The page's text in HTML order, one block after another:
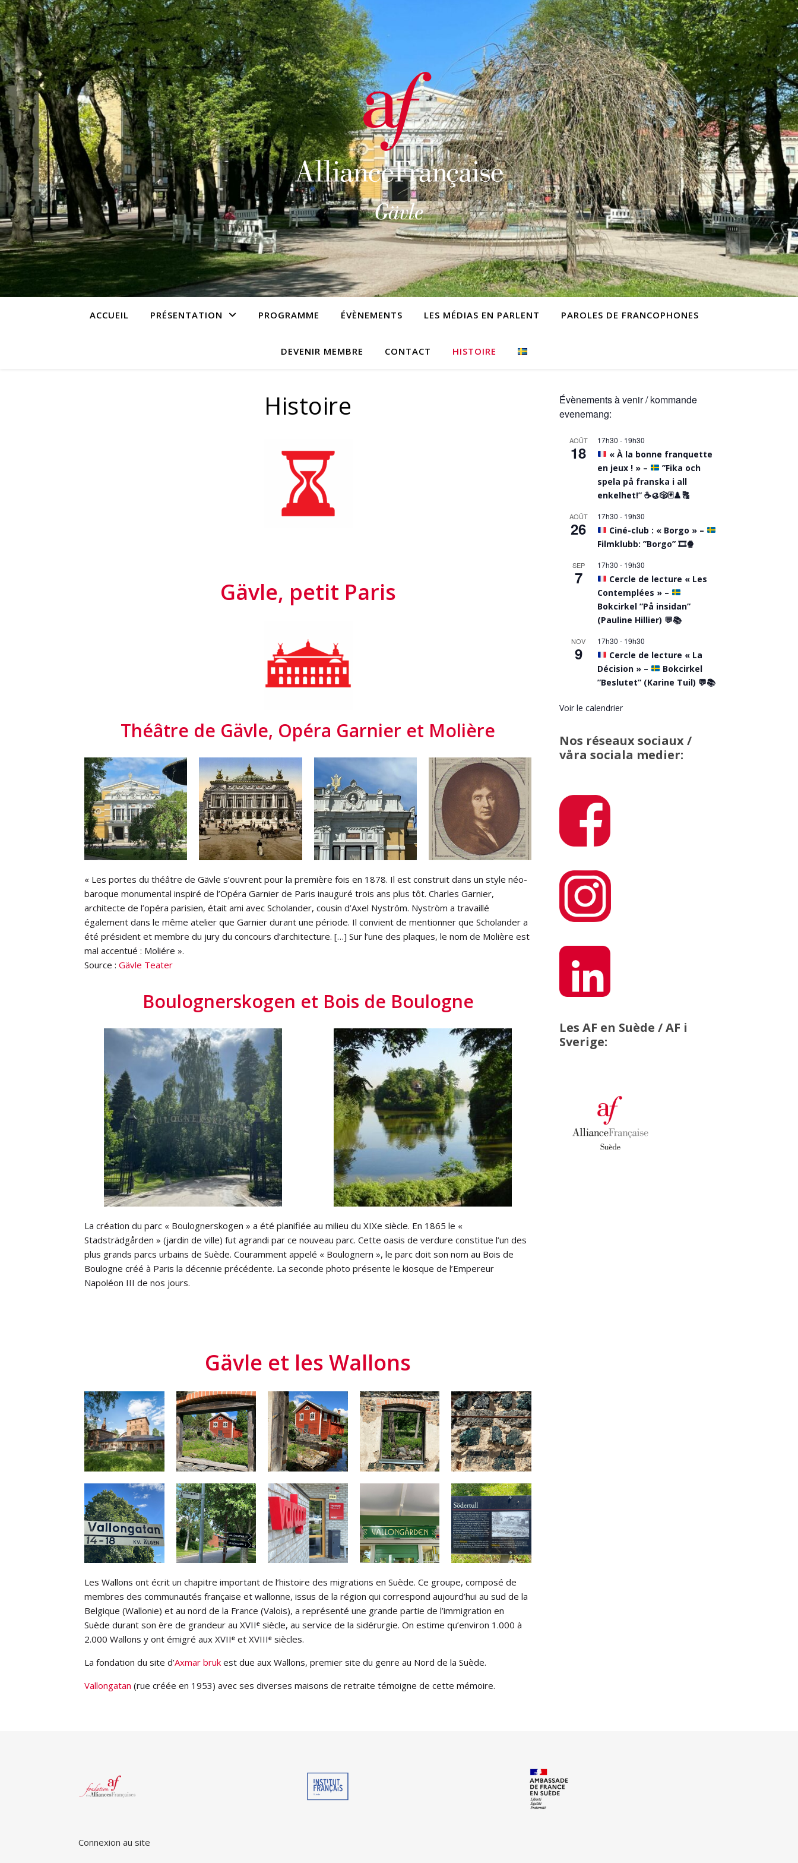
ACCUEIL PRÉSENTATION PROGRAMME ÉVÈNEMENTS LES MÉDIAS EN PARLENT PAROLES DE FRANCOPHONES
DEVENIR MEMBRE CONTACT HISTOIRE
Histoire
Gävle, petit Paris
Théâtre de Gävle, Opéra Garnier et Molière
« Les portes du théâtre de Gävle s’ouvrent pour la première fois en 1878. Il est construit dans un style néo-
baroque monumental inspiré de l’Opéra Garnier de Paris inauguré trois ans plus tôt. Charles Garnier,
architecte de l’opéra parisien, était ami avec Scholander, cousin d’Axel Nyström. Nyström a travaillé
également dans le même atelier que Garnier durant une période. Il convient de mentionner que Scholander a
été président et membre du jury du concours d’architecture. […] Sur l’une des plaques, le nom de Molière est
mal accentué : Moliére ».
Source : Gävle Teater
Boulognerskogen et Bois de Boulogne
La création du parc « Boulognerskogen » a été planifiée au milieu du XIXe siècle. En 1865 le «
Stadsträdgården » (jardin de ville) fut agrandi par ce nouveau parc. Cette oasis de verdure constitue l’un des
plus grands parcs urbains de Suède. Couramment appelé « Boulognern », le parc doit son nom au Bois de
Boulogne créé à Paris la décennie précédente. La seconde photo présente le kiosque de l’Empereur
Napoléon III de nos jours.
Gävle et les Wallons
Les Wallons ont écrit un chapitre important de l’histoire des migrations en Suède. Ce groupe, composé de
membres des communautés française et wallonne, issus de la région qui correspond aujourd’hui au sud de la
Belgique (Wallonie) et au nord de la France (Valois), a représenté une grande partie de l’immigration en
Suède durant son ère de grandeur au XVIIᵉ siècle, au service de la sidérurgie. On estime qu’environ 1.000 à
2.000 Wallons y ont émigré aux XVIIᵉ et XVIIIᵉ siècles.
La fondation du site d’Axmar bruk est due aux Wallons, premier site du genre au Nord de la Suède.
Vallongatan (rue créée en 1953) avec ses diverses maisons de retraite témoigne de cette mémoire.
Évènements à venir / kommande
evenemang:
AOÛT
18
17h30 - 19h30
« À la bonne franquette
en jeux ! » –
”Fika och
spela på franska i all
enkelhet!” ☕️🥮🎲🃏♟️🔠
AOÛT
26
17h30 - 19h30
Ciné-club : « Borgo » –
Filmklubb: ”Borgo” 🎞️🍿
SEP
7
17h30 - 19h30
Cercle de lecture « Les
Contemplées » –
Bokcirkel ”På insidan”
(Pauline Hillier) 💬📚
NOV
9
17h30 - 19h30
Cercle de lecture « La
Décision » –
Bokcirkel
”Beslutet” (Karine Tuil) 💬📚
Voir le calendrier
Nos réseaux sociaux /
våra sociala medier:
Les AF en Suède / AF i
Sverige:
Connexion au site